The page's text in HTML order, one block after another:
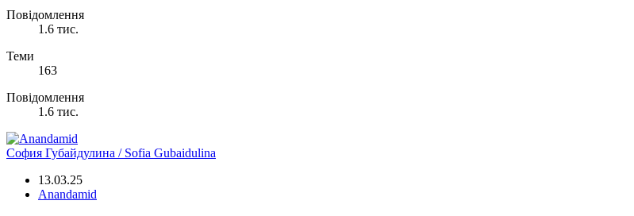
Повідомлення
1.6 тис.
Теми
163
Повідомлення
1.6 тис.
София Губайдулина / Sofia Gubaidulina
13.03.25
Anandamid